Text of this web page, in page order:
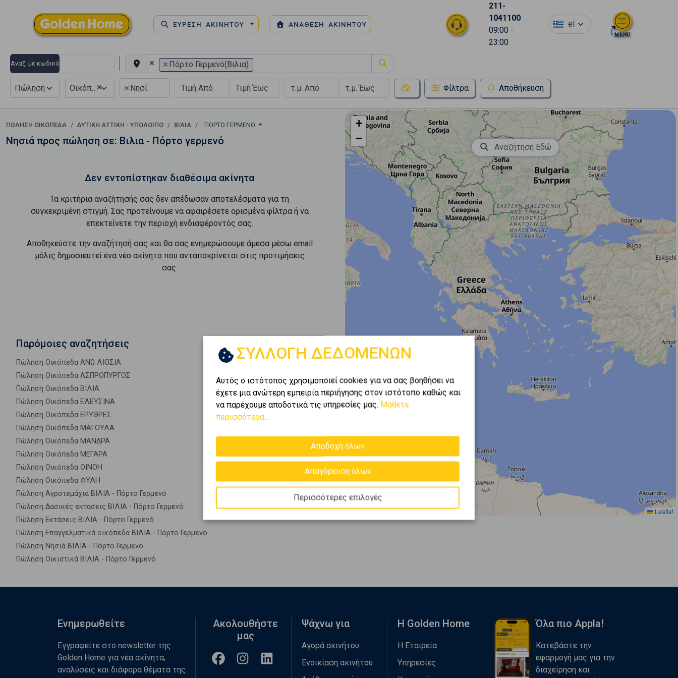
ΕΥΡΕΣΗ ΑΚΙΝΗΤΟΥ ΑΝΑΘΕΣΗ ΑΚΙΝΗΤΟΥ
211-
1041100
09:00 -
23:00
el
Αναζ. με κωδικό × × Πόρτο Γερμενό(Βιλια)
Πώληση ×
Οικόπεδο × Νησί Φίλτρα Αποθήκευση
ΠΏΛΗΣΗ ΟΙΚΌΠΕΔΑ ΔΥΤΙΚΗ ΑΤΤΙΚΗ - ΥΠΟΛΟΙΠΟ ΒΙΛΙΑ ΠΌΡΤΟ ΓΕΡΜΕΝΌ
Νησιά προς πώληση σε: Βιλια - Πόρτο γερμενό
Δεν εντοπίστηκαν διαθέσιμα ακίνητα
Τα κριτήρια αναζήτησής σας δεν απέδωσαν αποτελέσματα για τη
συγκεκριμένη στιγμή. Σας προτείνουμε να αφαιρέσετε ορισμένα φίλτρα ή να
επεκτείνετε την περιοχή ενδιαφέροντός σας.
Αποθηκεύστε την αναζήτησή σας και θα σας ενημερώσουμε άμεσα μέσω email
μόλις δημοσιευτεί ένα νέο ακίνητο που ανταποκρίνεται στις προτιμήσεις
σας.
Παρόμοιες αναζητήσεις
Πώληση Οικόπεδα ΑΝΩ ΛΙΟΣΙΑ
Πώληση Οικόπεδα ΑΣΠΡΟΠΥΡΓΟΣ
Πώληση Οικόπεδα ΒΙΛΙΑ
Πώληση Οικόπεδα ΕΛΕΥΣΙΝΑ
Πώληση Οικόπεδα ΕΡΥΘΡΕΣ
Πώληση Οικόπεδα ΜΑΓΟΥΛΑ
Πώληση Οικόπεδα ΜΑΝΔΡΑ
Πώληση Οικόπεδα ΜΕΓΑΡΑ
Πώληση Οικόπεδα ΟΙΝΟΗ
Πώληση Οικόπεδα ΦΥΛΗ
Πώληση Αγροτεμάχια ΒΙΛΙΑ - Πόρτο Γερμενό
Πώληση Δασικές εκτάσεις ΒΙΛΙΑ - Πόρτο Γερμενό
Πώληση Εκτάσεις ΒΙΛΙΑ - Πόρτο Γερμενό
Πώληση Επαγγελματικά οικόπεδα ΒΙΛΙΑ - Πόρτο Γερμενό
Πώληση Νησιά ΒΙΛΙΑ - Πόρτο Γερμενό
Πώληση Οικιστικά ΒΙΛΙΑ - Πόρτο Γερμενό
+
−
Leaflet
Αναζήτηση Εδώ
ΣΥΛΛΟΓΗ ΔΕΔΟΜΕΝΩΝ
Αυτός ο ιστότοπος χρησιμοποιεί cookies για να σας βοηθήσει να
έχετε μια ανώτερη εμπειρία περιήγησης στον ιστότοπο καθώς και
να παρέχουμε αποδοτικά τις υπηρεσίες μας. Μάθετε
περισσότερα...
Αποδοχή όλων
Απαγόρευση όλων
Περισσότερες επιλογές
Ενημερωθείτε
Εγγραφείτε στο newsletter της
Golden Home για νέα ακίνητα,
αναλύσεις και διάφορα θέματα της
Ακολουθήστε
μας
Ψάχνω για
Αγορά ακινήτου
Ενοικίαση ακινήτου
Η Golden Home
Η Εταιρεία
Υπηρεσίες
Όλα πιο Appla!
Κατεβάστε την
εφαρμογή μας για την
διαχείρηση και